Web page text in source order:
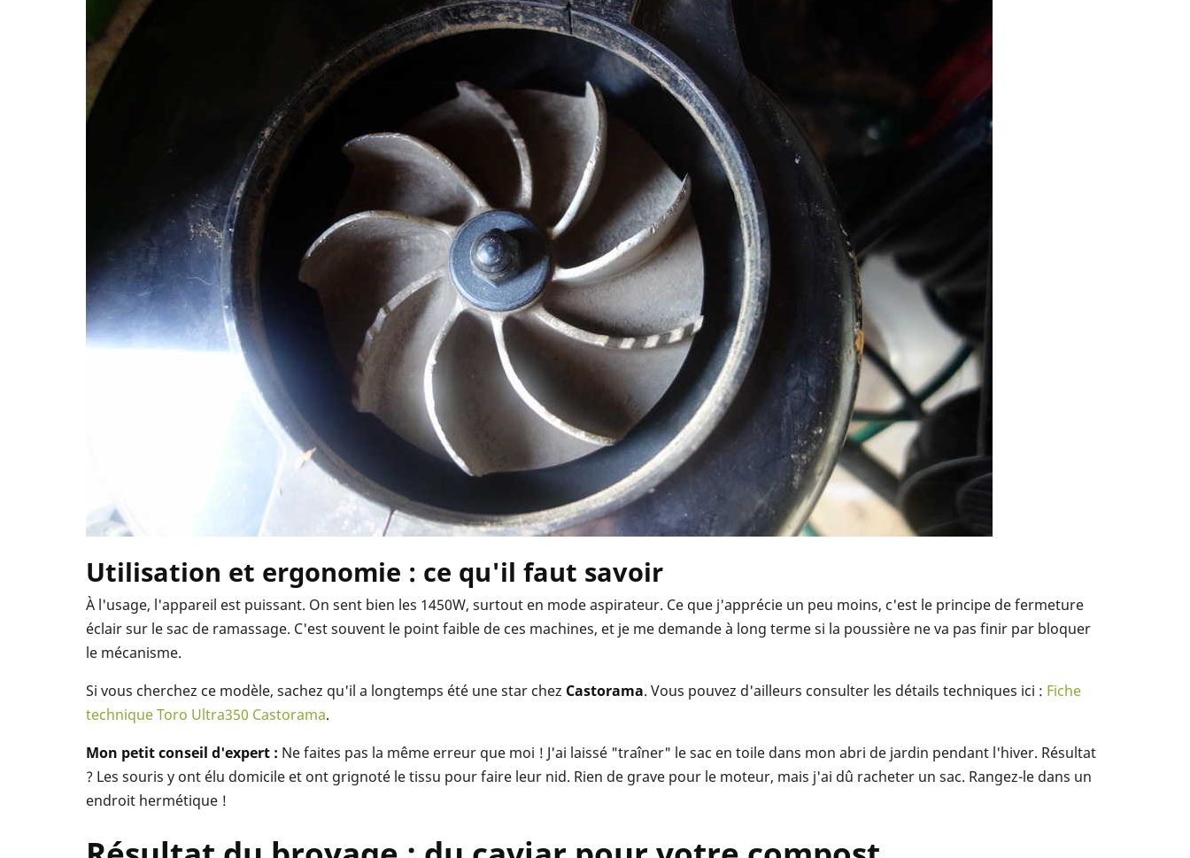
Utilisation et ergonomie : ce qu'il faut savoir
À l'usage, l'appareil est puissant. On sent bien les 1450W, surtout en mode aspirateur. Ce que j'apprécie un peu moins, c'est le principe de fermeture
éclair sur le sac de ramassage. C'est souvent le point faible de ces machines, et je me demande à long terme si la poussière ne va pas finir par bloquer
le mécanisme.
Si vous cherchez ce modèle, sachez qu'il a longtemps été une star chez Castorama. Vous pouvez d'ailleurs consulter les détails techniques ici : Fiche
technique Toro Ultra350 Castorama.
Mon petit conseil d'expert : Ne faites pas la même erreur que moi ! J'ai laissé "traîner" le sac en toile dans mon abri de jardin pendant l'hiver. Résultat
? Les souris y ont élu domicile et ont grignoté le tissu pour faire leur nid. Rien de grave pour le moteur, mais j'ai dû racheter un sac. Rangez-le dans un
endroit hermétique !